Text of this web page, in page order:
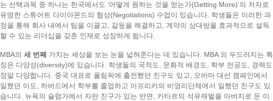
는 선택과목 중 하나는 한국에서도 ‘어떻게 원하는 것을 얻는가(Getting More)’의 저자로
유명한 스튜어트 다이아몬드의 협상(Negotiations) 수업이 있습니다. 학생들은 이러한 과
정을 통해 회사 내에서 팀을 이끌고, 갈등을 해결하고, 계약의 상대방을 효과적으로 설득
할 수 있는 리더십을 갖춘 인재로 성장하게 됩니다.
MBA의 세 번째 가치는 세상을 보는 눈을 넓혀준다는 데 있습니다. MBA 의 두드러지는 특
징은 다양성(diversity)에 있습니다. 학생들의 국적도, 문화적 배경도, 학부 전공도, 경력도
정말 다양합니다. 중국 대표로 올림픽에 출전했던 친구도 있고, 오바마 대선 캠페인에서
일했던 이도, 하버드에서 학부를 졸업하고 아프리카의 비영리단체에서 일했던 친구도 있
습니다. 뉴욕의 슬럼가에서 자란 친구가 있는 반면, 카타르의 석유재벌을 아버지로 둔 이